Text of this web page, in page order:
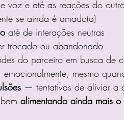
voz e até as reações do
se ainda é amado(a)
até de interações neutras
trocado ou abandonado
do parceiro em busca de
mesmo
— tentativas de aliviar a
alimentando ainda mais